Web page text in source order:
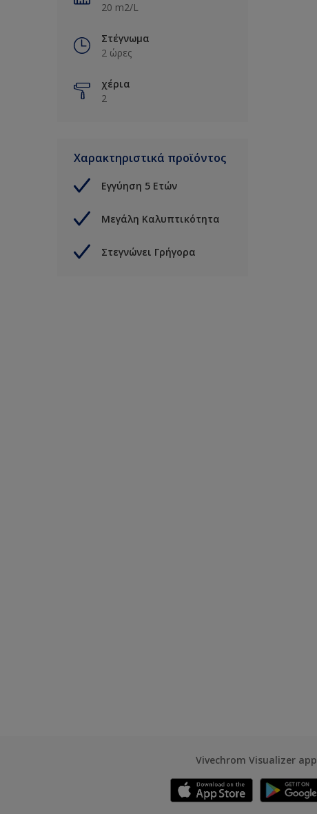
20 m2/L
Στέγνωμα
2 ώρες
χέρια
2
Χαρακτηριστικά προϊόντος
Εγγύηση 5 Ετών
Μεγάλη Καλυπτικότητα
Στεγνώνει Γρήγορα
Vivechrom Visualizer app